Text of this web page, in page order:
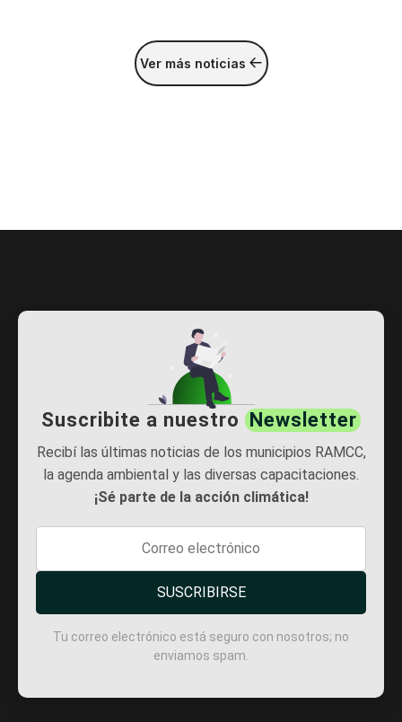
Ver más noticias
Suscribite a nuestro Newsletter
Recibí las últimas noticias de los municipios RAMCC,
la agenda ambiental y las diversas capacitaciones.
¡Sé parte de la acción climática!
SUSCRIBIRSE
Tu correo electrónico está seguro con nosotros; no
enviamos spam.